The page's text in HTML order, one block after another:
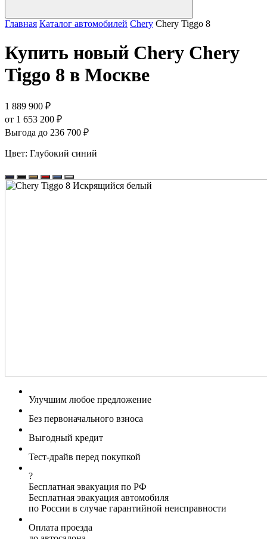
Главная Каталог автомобилей Chery Chery Tiggo 8
Купить новый Chery Chery
Tiggo 8 в Москве
1 889 900 ₽
от 1 653 200 ₽
Выгода до 236 700 ₽
Цвет: Глубокий синий
Улучшим любое предложение
Без первоначального взноса
Выгодный кредит
Тест-драйв перед покупкой
?
Бесплатная эвакуация по РФ
Бесплатная эвакуация автомобиля
по России в случае гарантийной неисправности
Оплата проезда